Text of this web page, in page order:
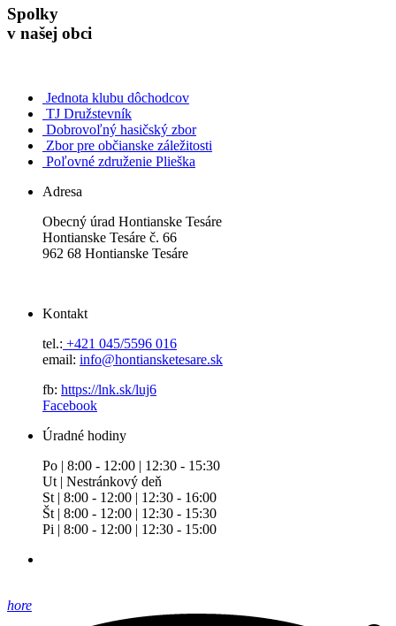
Spolky
v našej obci
Jednota klubu dôchodcov
TJ Družstevník
Dobrovoľný hasičský zbor
Zbor pre občianske záležitosti
Poľovné združenie Plieška
Adresa
Obecný úrad Hontianske Tesáre
Hontianske Tesáre č. 66
962 68 Hontianske Tesáre
Kontakt
tel.: +421 045/5596 016
email: info@hontiansketesare.sk
fb: https://lnk.sk/luj6
Facebook
Úradné hodiny
Po | 8:00 - 12:00 | 12:30 - 15:30
Ut | Nestránkový deň
St | 8:00 - 12:00 | 12:30 - 16:00
Št | 8:00 - 12:00 | 12:30 - 15:30
Pi | 8:00 - 12:00 | 12:30 - 15:00
hore